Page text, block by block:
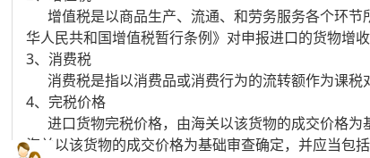
增值税是以商品生产、流通、和劳务服务各个环节
华人民共和国增值税暂行条例》对申报进口的货物增收
3、消费税
消费税是指以消费品或消费行为的流转额作为课税
4、完税价格
进口货物完税价格，由海关以该货物的成交价格为
海关以该货物的成交价格为基础审查确定，并应当包